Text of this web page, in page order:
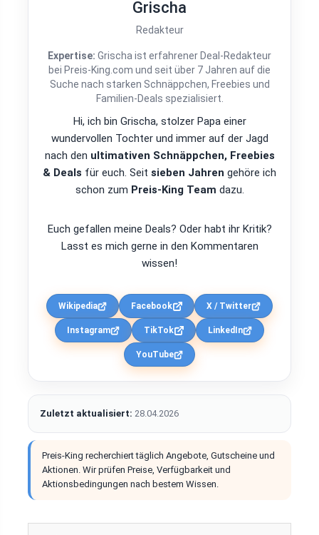
Grischa
Redakteur
Expertise: Grischa ist erfahrener Deal-Redakteur
bei Preis-King.com und seit über 7 Jahren auf die
Suche nach starken Schnäppchen, Freebies und
Familien-Deals spezialisiert.
Hi, ich bin Grischa, stolzer Papa einer
wundervollen Tochter und immer auf der Jagd
nach den ultimativen Schnäppchen, Freebies
& Deals für euch. Seit sieben Jahren gehöre ich
schon zum Preis-King Team dazu.
Euch gefallen meine Deals? Oder habt ihr Kritik?
Lasst es mich gerne in den Kommentaren
wissen!
Wikipedia Facebook X / Twitter
Instagram TikTok LinkedIn
YouTube
Zuletzt aktualisiert: 28.04.2026
Preis-King recherchiert täglich Angebote, Gutscheine und
Aktionen. Wir prüfen Preise, Verfügbarkeit und
Aktionsbedingungen nach bestem Wissen.